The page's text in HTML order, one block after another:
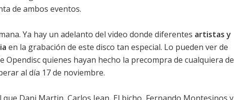
de ambos eventos.
Ya hay un adelanto del video donde diferentes artistas y
en la grabación de este disco tan especial. Lo pueden ver de
Opendisc quienes hayan hecho la precompra de cualquiera de
al día 17 de noviembre.